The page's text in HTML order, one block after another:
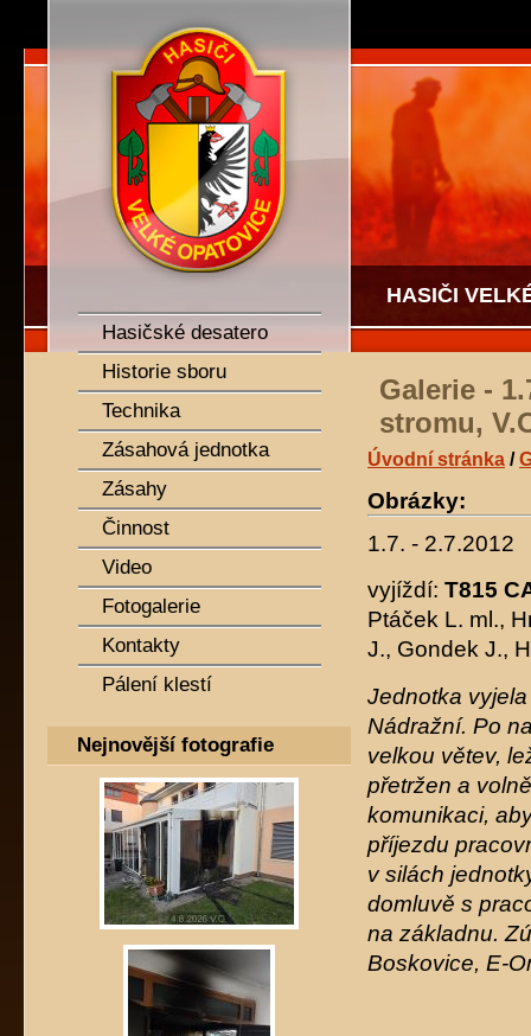
HASIČI
Galerie -
stromu,
Úvodní stránka /
Obrázky:
1.7. - 2.7.2012
vyjíždí: T815
Ptáček L. ml.,
J., Gondek J.,
Jednotka
Nádražní. Po
velkou větev,
přetržen a
komunikaci,
příjezdu
v silách
domluvě s
na základnu.
Boskovice, E-
SDH Velké Opatovice
Hasičské desatero
Historie sboru
Technika
Zásahová jednotka
Zásahy
Činnost
Video
Fotogalerie
Kontakty
Pálení klestí
Nejnovější fotografie